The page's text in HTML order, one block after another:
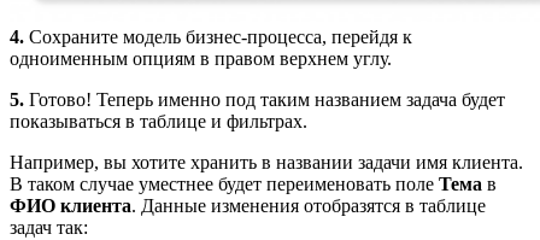
4. Сохраните модель бизнес-процесса, перейдя к
одноименным опциям в правом верхнем углу.
5. Готово! Теперь именно под таким названием задача будет
показываться в таблице и фильтрах.
Например, вы хотите хранить в названии задачи имя клиента.
В таком случае уместнее будет переименовать поле Тема в
ФИО клиента. Данные изменения отобразятся в таблице
задач так: